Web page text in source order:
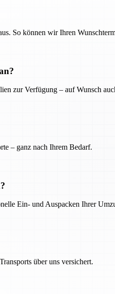
So können wir Ihren
zur Verfügung – auf Wunsch
– ganz nach Ihrem Bedarf.
Ein- und Auspacken Ihrer
über uns versichert.